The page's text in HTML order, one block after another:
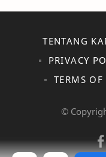
TENTANG
PRIVACY
TERMS OF
©